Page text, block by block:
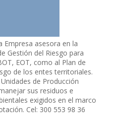
Empresa asesora en la
Gestión del Riesgo para
EOT, como al Plan de
de los entes territoriales.
de Producción
sus residuos e
exigidos en el marco
Cel: 300 553 98 36